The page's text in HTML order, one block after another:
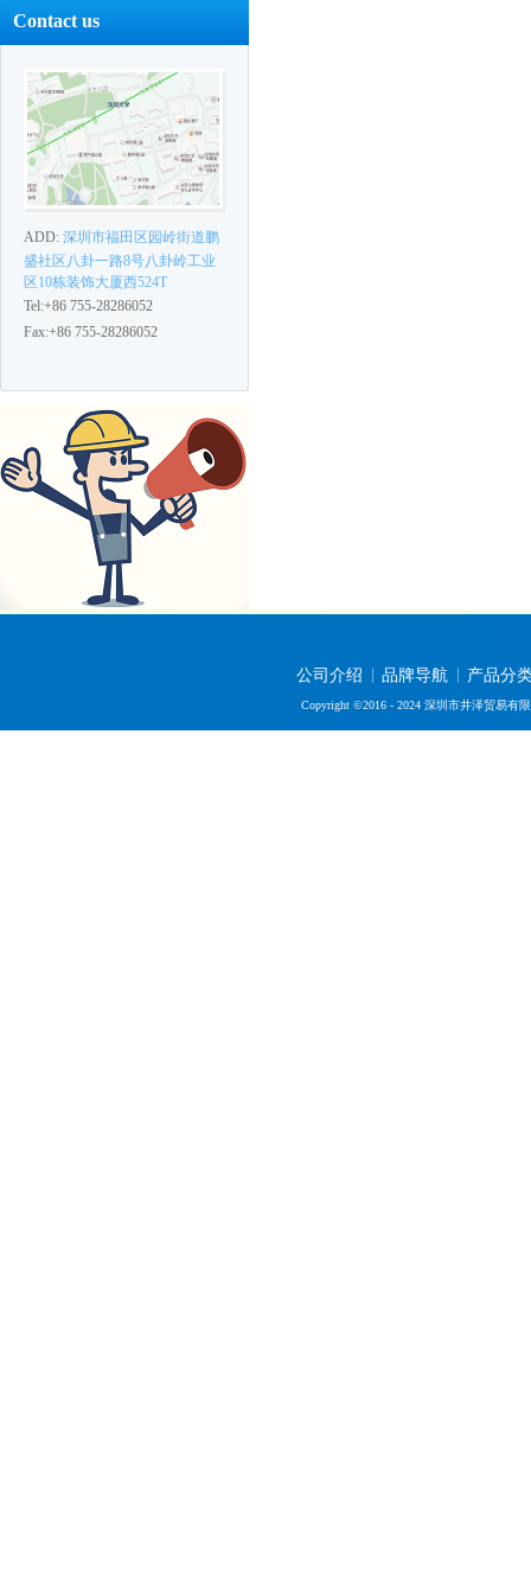
Contact us
ADD: 深圳市福田区园岭街道鹏
盛社区八卦一路8号八卦岭工业
区10栋装饰大厦西524T
Tel:+86 755-28286052
Fax:+86 755-28286052
公司介绍 品牌导航 产品分
Copyright ©2016 - 2024 深圳市井泽贸易有